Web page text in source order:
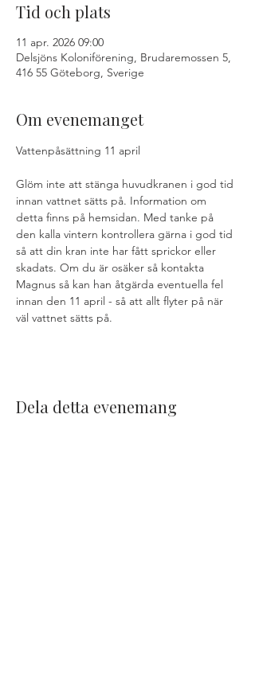
Tid och plats
11 apr. 2026 09:00
Delsjöns Koloniförening, Brudaremossen 5,
416 55 Göteborg, Sverige
Om evenemanget
Vattenpåsättning 11 april
Glöm inte att stänga huvudkranen i god tid
innan vattnet sätts på. Information om
detta finns på hemsidan. Med tanke på
den kalla vintern kontrollera gärna i god tid
så att din kran inte har fått sprickor eller
skadats. Om du är osäker så kontakta
Magnus så kan han åtgärda eventuella fel
innan den 11 april - så att allt flyter på när
väl vattnet sätts på.
Dela detta evenemang